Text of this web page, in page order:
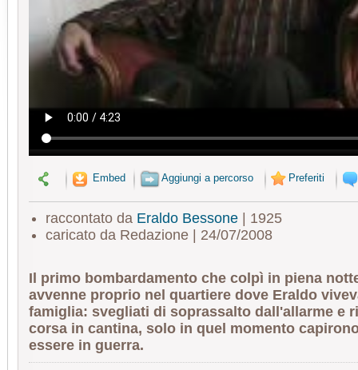
Embed Aggiungi a percorso Preferiti
raccontato da Eraldo Bessone| 1925
caricato da Redazione | 24/07/2008
Il primo bombardamento che colpì in piena
avvenne proprio nel quartiere dove Eraldo
famiglia: svegliati di soprassalto dall'allarme e
corsa in cantina, solo in quel momento
essere in guerra.